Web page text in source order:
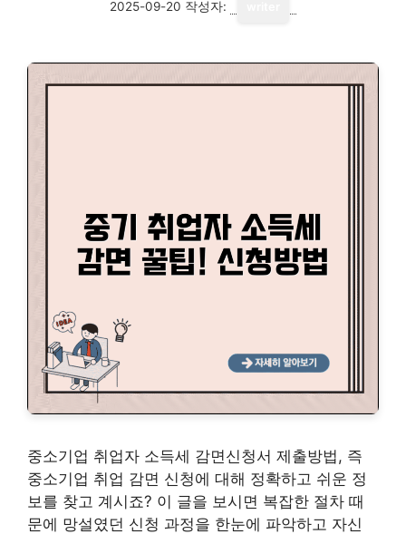
2025-09-20 작성자:
중소기업 취업자 소득세 감면신청서 제출방법, 즉
중소기업 취업 감면 신청에 대해 정확하고 쉬운 정
보를 찾고 계시죠? 이 글을 보시면 복잡한 절차 때
문에 망설였던 신청 과정을 한눈에 파악하고 자신